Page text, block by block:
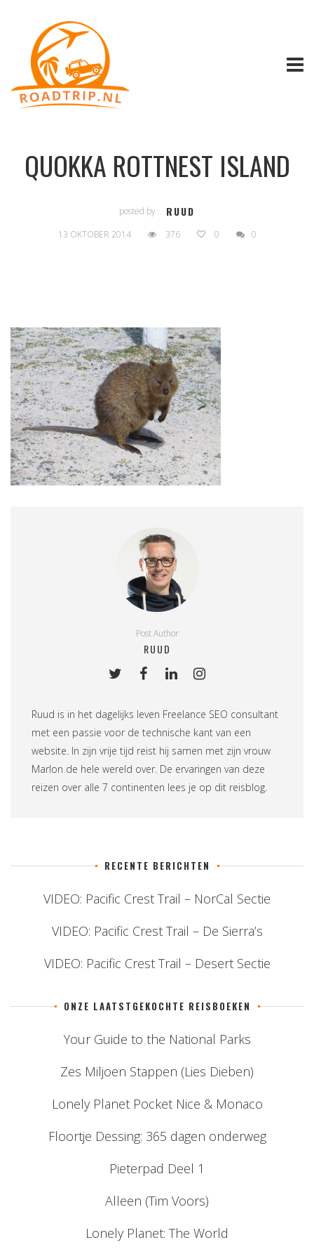
QUOKKA ROTTNEST ISLAND
posted by RUUD
13 OKTOBER 2014 376 0 0
Post Author
RUUD
Ruud is in het dagelijks leven Freelance SEO consultant
met een passie voor de technische kant van een
website. In zijn vrije tijd reist hij samen met zijn vrouw
Marlon de hele wereld over. De ervaringen van deze
reizen over alle 7 continenten lees je op dit reisblog.
RECENTE BERICHTEN
VIDEO: Pacific Crest Trail – NorCal Sectie
VIDEO: Pacific Crest Trail – De Sierra’s
VIDEO: Pacific Crest Trail – Desert Sectie
ONZE LAATSTGEKOCHTE REISBOEKEN
Your Guide to the National Parks
Zes Miljoen Stappen (Lies Dieben)
Lonely Planet Pocket Nice & Monaco
Floortje Dessing: 365 dagen onderweg
Pieterpad Deel 1
Alleen (Tim Voors)
Lonely Planet: The World